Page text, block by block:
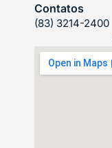
Contatos
(83) 3214-2400